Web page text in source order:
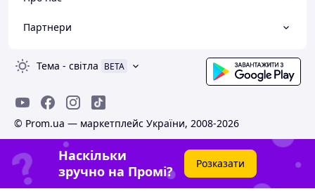
Партнери
Тема - світла BETA
© Prom.ua — маркетплейс України, 2008-2026
Наскільки
зручно на Промі?
Розказати